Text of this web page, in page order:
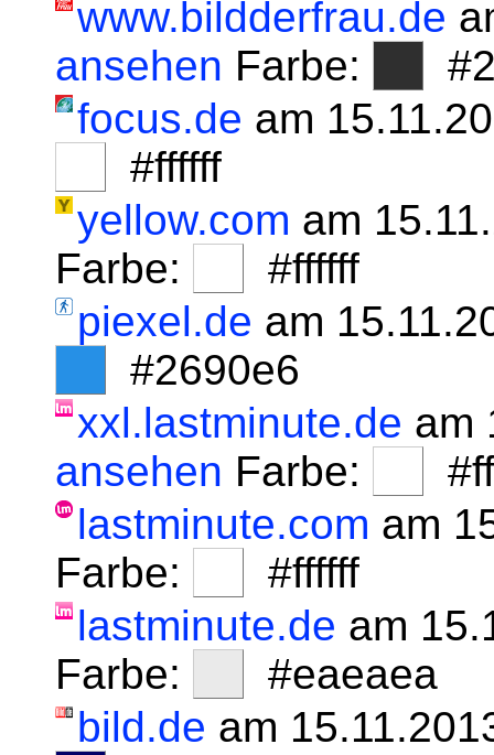
www.bildderfrau.de
ansehen Farbe:
focus.de am
#ffffff
yellow.com am
Farbe:
#ffffff
piexel.de am
#2690e6
xxl.lastminute.de am
ansehen Farbe:
lastminute.com am
Farbe:
#ffffff
lastminute.de am
Farbe:
#eaeaea
bild.de am